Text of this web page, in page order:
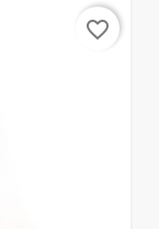
favorite_border